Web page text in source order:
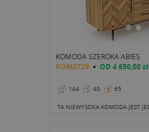
KOMODA SZEROKA ABIES
KOM2729 OD 4 650,00 zł
144 45 65